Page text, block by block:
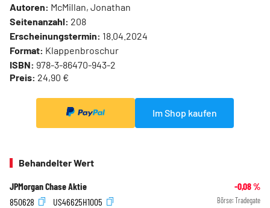
Autoren: McMillan, Jonathan
Seitenanzahl: 208
Erscheinungstermin: 18.04.2024
Format: Klappenbroschur
ISBN: 978-3-86470-943-2
Preis: 24,90 €
Im Shop kaufen
Behandelter Wert
JPMorgan Chase Aktie -0,08%
850628
US46625H1005 Börse: Tradegate